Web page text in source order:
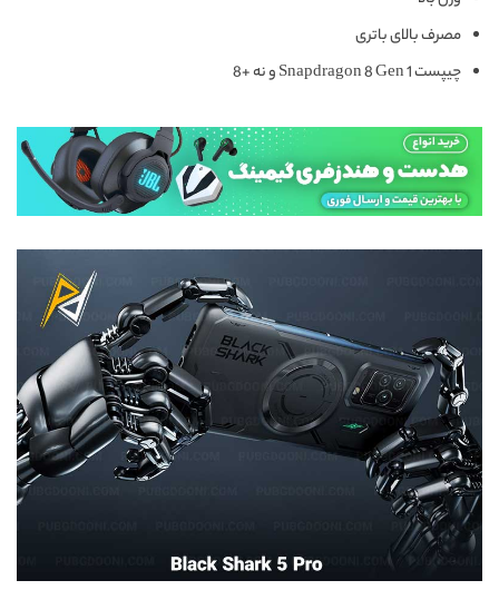
مصرف بالای باتری
چیپست Snapdragon 8 Gen 1 و نه +8